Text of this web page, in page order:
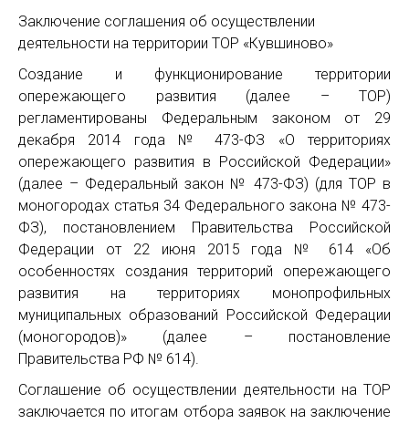
Заключение соглашения об осуществлении
деятельности на территории ТОР «Кувшиново»
Создание и функционирование территории
опережающего развития (далее – ТОР)
регламентированы Федеральным законом от 29
декабря 2014 года № 473-ФЗ «О территориях
опережающего развития в Российской Федерации»
(далее – Федеральный закон № 473-ФЗ) (для ТОР в
моногородах статья 34 Федерального закона № 473-
ФЗ), постановлением Правительства Российской
Федерации от 22 июня 2015 года № 614 «Об
особенностях создания территорий опережающего
развития на территориях монопрофильных
муниципальных образований Российской Федерации
(моногородов)» (далее – постановление
Правительства РФ № 614).
Соглашение об осуществлении деятельности на ТОР
заключается по итогам отбора заявок на заключение